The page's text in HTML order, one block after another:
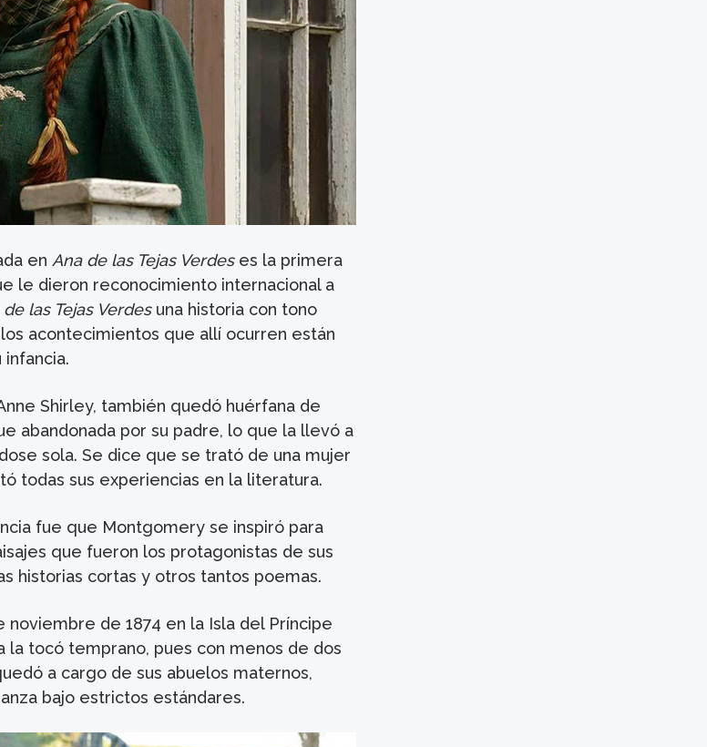
en Ana de las Tejas Verdeses la primera
le dieron reconocimiento internacional a
de las Tejas Verdesuna historia con tono
acontecimientos que allí ocurren están
Shirley, también quedó huérfana de
abandonada por su padre, lo que la llevó a
sola. Se dice que se trató de una mujer
todas sus experiencias en la literatura.
fue que Montgomery se inspiró para
que fueron los protagonistas de sus
historias cortas y otros tantos poemas.
de 1874 en la Isla del Príncipe
la tocó temprano, pues con menos de dos
a cargo de sus abuelos maternos,
bajo estrictos estándares.